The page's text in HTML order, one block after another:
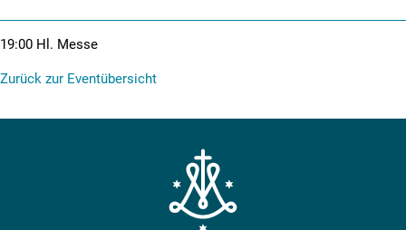
19:00 Hl. Messe
Zurück zur Eventübersicht